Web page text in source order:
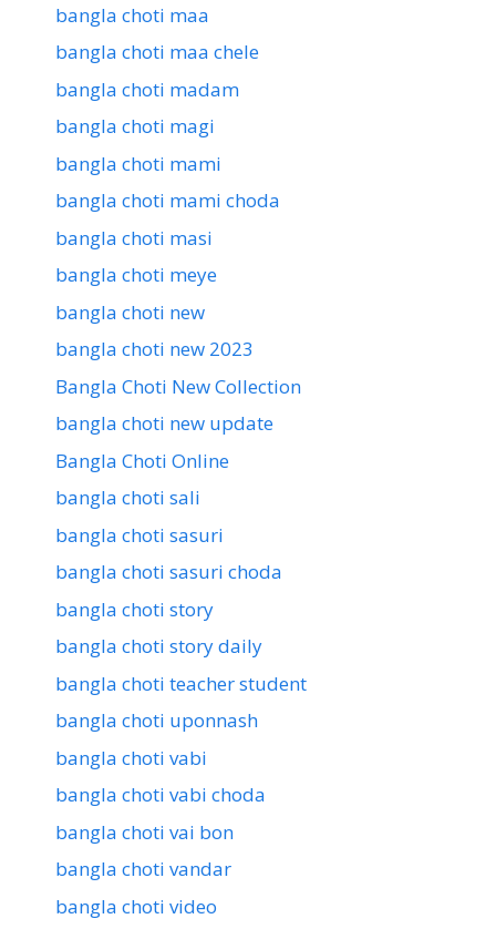
bangla choti maa
bangla choti maa chele
bangla choti madam
bangla choti magi
bangla choti mami
bangla choti mami choda
bangla choti masi
bangla choti meye
bangla choti new
bangla choti new 2023
Bangla Choti New Collection
bangla choti new update
Bangla Choti Online
bangla choti sali
bangla choti sasuri
bangla choti sasuri choda
bangla choti story
bangla choti story daily
bangla choti teacher student
bangla choti uponnash
bangla choti vabi
bangla choti vabi choda
bangla choti vai bon
bangla choti vandar
bangla choti video